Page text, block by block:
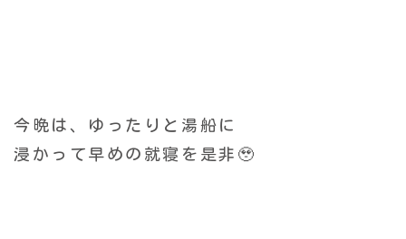
今晩は、ゆったりと湯船に
浸かって早めの就寝を是非🥹